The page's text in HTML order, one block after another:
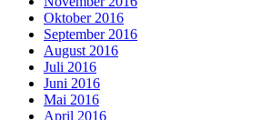
Oktober 2016
September 2016
August 2016
Juli 2016
Juni 2016
Mai 2016
April 2016